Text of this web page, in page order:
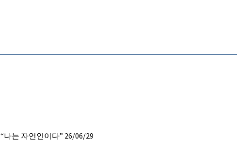
“나는 자연인이다” 26/06/29